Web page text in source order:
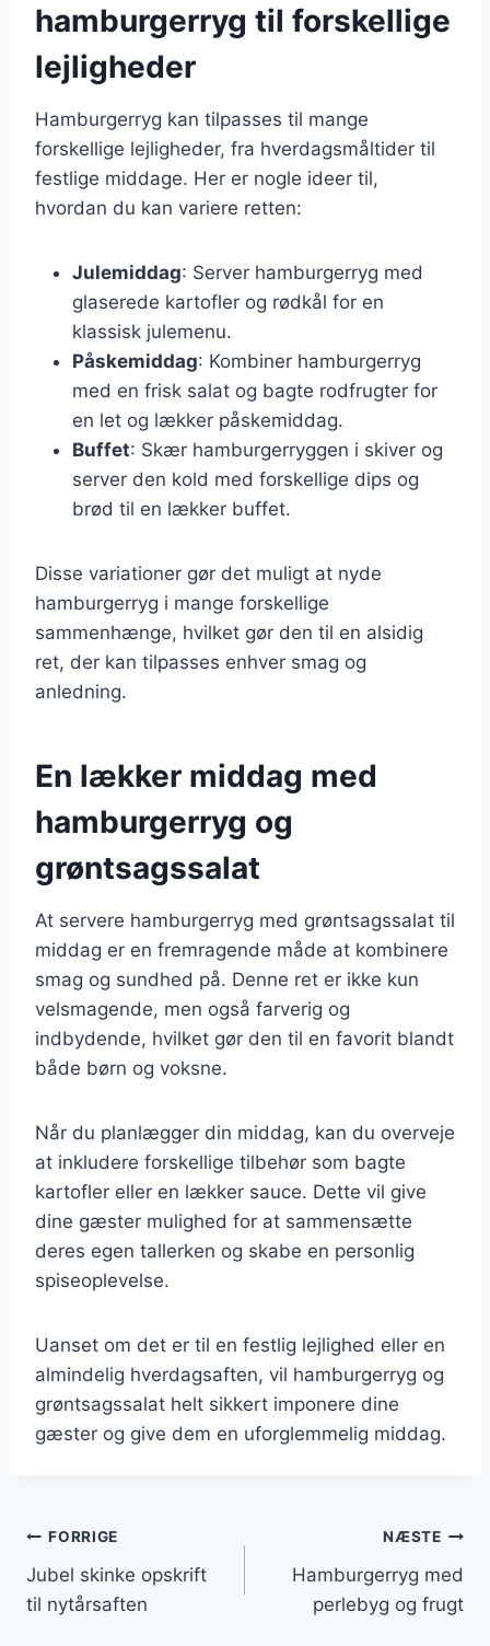
hamburgerryg til forskellige
lejligheder
Hamburgerryg kan tilpasses til mange
forskellige lejligheder, fra hverdagsmåltider til
festlige middage. Her er nogle ideer til,
hvordan du kan variere retten:
Julemiddag: Server hamburgerryg med
glaserede kartofler og rødkål for en
klassisk julemenu.
Påskemiddag: Kombiner hamburgerryg
med en frisk salat og bagte rodfrugter for
en let og lækker påskemiddag.
Buffet: Skær hamburgerryggen i skiver og
server den kold med forskellige dips og
brød til en lækker buffet.
Disse variationer gør det muligt at nyde
hamburgerryg i mange forskellige
sammenhænge, hvilket gør den til en alsidig
ret, der kan tilpasses enhver smag og
anledning.
En lækker middag med
hamburgerryg og
grøntsagssalat
At servere hamburgerryg med grøntsagssalat til
middag er en fremragende måde at kombinere
smag og sundhed på. Denne ret er ikke kun
velsmagende, men også farverig og
indbydende, hvilket gør den til en favorit blandt
både børn og voksne.
Når du planlægger din middag, kan du overveje
at inkludere forskellige tilbehør som bagte
kartofler eller en lækker sauce. Dette vil give
dine gæster mulighed for at sammensætte
deres egen tallerken og skabe en personlig
spiseoplevelse.
Uanset om det er til en festlig lejlighed eller en
almindelig hverdagsaften, vil hamburgerryg og
grøntsagssalat helt sikkert imponere dine
gæster og give dem en uforglemmelig middag.
Indlægsnavigation
FORRIGE
Jubel skinke opskrift
til nytårsaften
NÆSTE
Hamburgerryg med
perlebyg og frugt